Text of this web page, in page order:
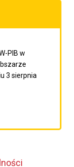
PIB w
3 sierpnia
do następnego